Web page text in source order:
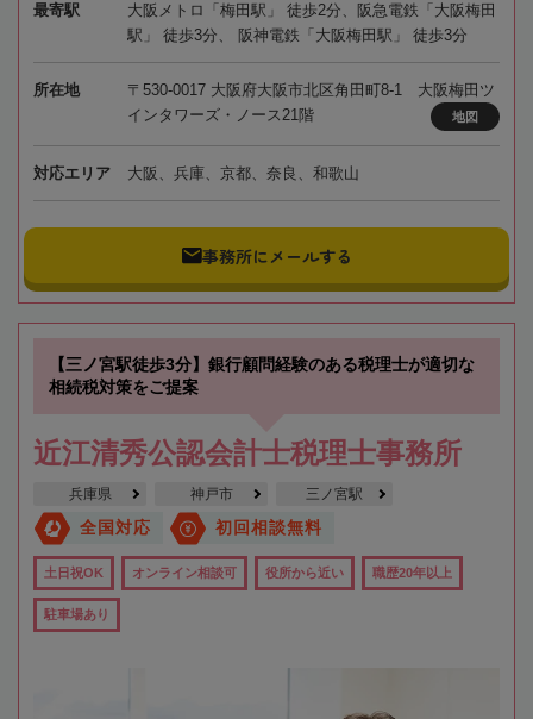
最寄駅
大阪メトロ「梅田駅」 徒歩2分、阪急電鉄「大阪梅田
駅」 徒歩3分、 阪神電鉄「大阪梅田駅」 徒歩3分
所在地
〒530-0017 大阪府大阪市北区角田町8-1 大阪梅田ツ
インタワーズ・ノース21階
地図
対応エリア 大阪、兵庫、京都、奈良、和歌山
事務所にメールする
【三ノ宮駅徒歩3分】銀行顧問経験のある税理士が適切な
相続税対策をご提案
近江清秀公認会計士税理士事務所
兵庫県 神戸市 三ノ宮駅
全国対応 初回相談無料
土日祝OK オンライン相談可 役所から近い 職歴20年以上
駐車場あり